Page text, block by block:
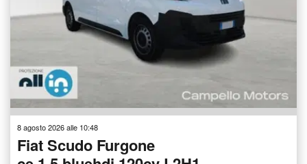
8 agosto 2026 alle 10:48
Fiat Scudo Furgone